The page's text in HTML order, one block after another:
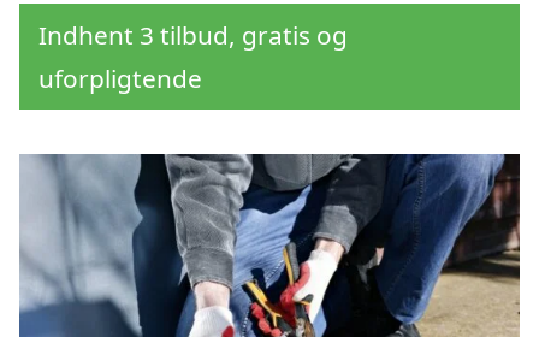
Indhent 3 tilbud, gratis og
uforpligtende